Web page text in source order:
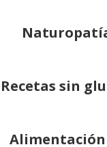
contenido
Recetas sin